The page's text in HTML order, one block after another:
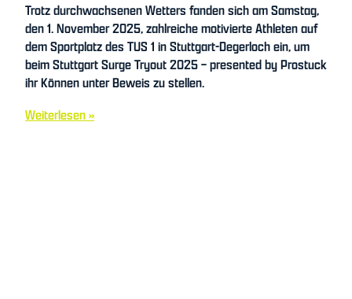
Trotz durchwachsenen Wetters fanden sich am Samstag,
den 1. November 2025, zahlreiche motivierte Athleten auf
dem Sportplatz des TUS 1 in Stuttgart-Degerloch ein, um
beim Stuttgart Surge Tryout 2025 – presented by Prostuck
ihr Können unter Beweis zu stellen.
Weiterlesen »